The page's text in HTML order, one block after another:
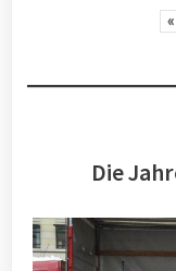
«
Die